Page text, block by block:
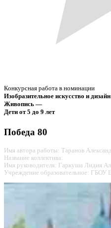
Конкурсная работа в номинации
Изобразительное искусство и
Живопись —
Дети от 5 до 9 лет
Победа 80
Имя автора работы: Таранов
Название коллектива:
Имя руководителя: Гаркуша Лидия
Учреждение образовательное: ГБОУ